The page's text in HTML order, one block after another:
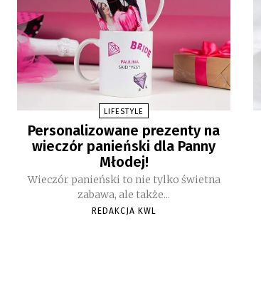
LIFESTYLE
Personalizowane prezenty na
wieczór panieński dla Panny
Młodej!
Wieczór panieński to nie tylko świetna
zabawa, ale także...
REDAKCJA KWL